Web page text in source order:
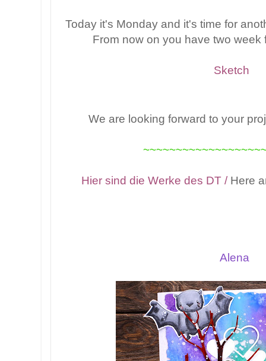
Today it's Monday and it's time for
From now on you have two week
Sketch
We are looking forward to your
Hier sind die Werke des DT /Here
Alena